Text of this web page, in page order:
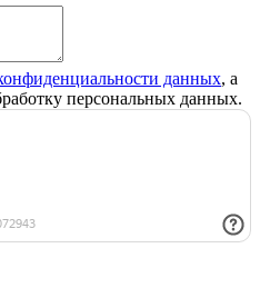
данных, а
персональных данных.